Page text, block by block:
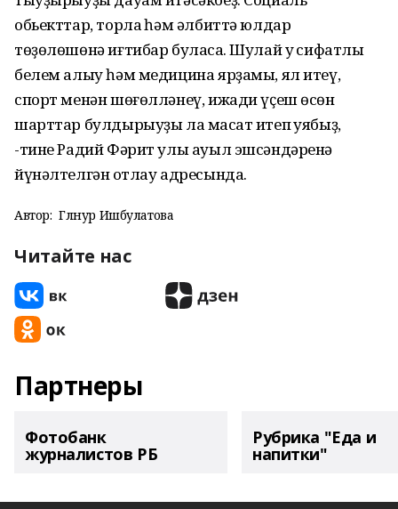
обьекттар, торлаҡ һәм әлбиттә юлдар
төҙөлөшөнә иғтибар буласаҡ. Шулай уҡ сифатлы
белем алыу һәм медицина ярҙамы, ял итеү,
спорт менән шөғөлләнеү, ижади үҫеш өсөн
шарттар булдырыуҙы ла маҡсат итеп ҡуябыҙ,
-тине Радий Фәрит улы ауыл эшсәндәренә
йүнәлтелгән ҡотлау адресында.
Автор: Гөлнур Ишбулатова
Читайте нас
Партнеры
Фотобанк
журналистов РБ
Рубрика "Еда и
напитки"